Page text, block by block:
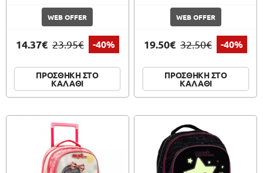
WEB OFFER
14.37€ 23.95€ -40%
ΠΡΟΣΘΗΚΗ ΣΤΟ
ΚΑΛΑΘΙ
WEB OFFER
19.50€ 32.50€ -40%
ΠΡΟΣΘΗΚΗ ΣΤΟ
ΚΑΛΑΘΙ